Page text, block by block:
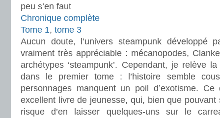
peu s’en faut
Chronique complète
Tome 1, tome 3
Aucun doute, l’univers steampunk développé
vraiment très appréciable : mécanopodes,
archétypes ‘steampunk’. Cependant, je relève
dans le premier tome : l’histoire semble
personnages manquent un poil d’exotisme.
excellent livre de jeunesse, qui, bien que pouvant
risque d’en laisser quelques-uns sur le